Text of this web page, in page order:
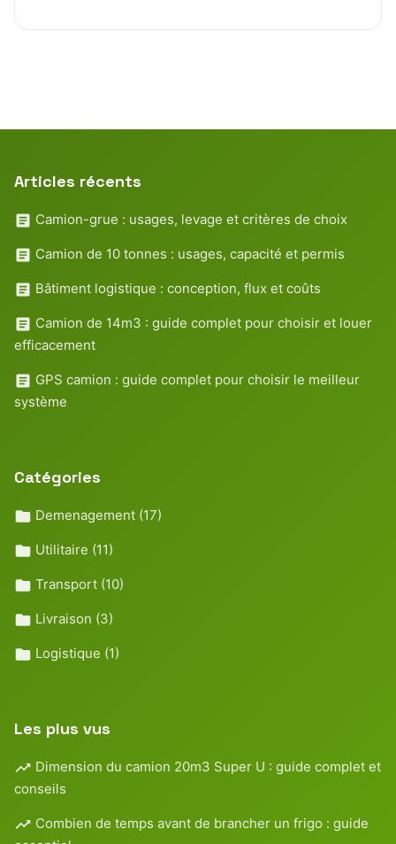
Articles récents
Camion-grue : usages, levage et critères de choix
Camion de 10 tonnes : usages, capacité et permis
Bâtiment logistique : conception, flux et coûts
Camion de 14m3 : guide complet pour choisir et louer
efficacement
GPS camion : guide complet pour choisir le meilleur
système
Catégories
Demenagement (17)
Utilitaire (11)
Transport (10)
Livraison (3)
Logistique (1)
Les plus vus
Dimension du camion 20m3 Super U : guide complet et
conseils
Combien de temps avant de brancher un frigo : guide